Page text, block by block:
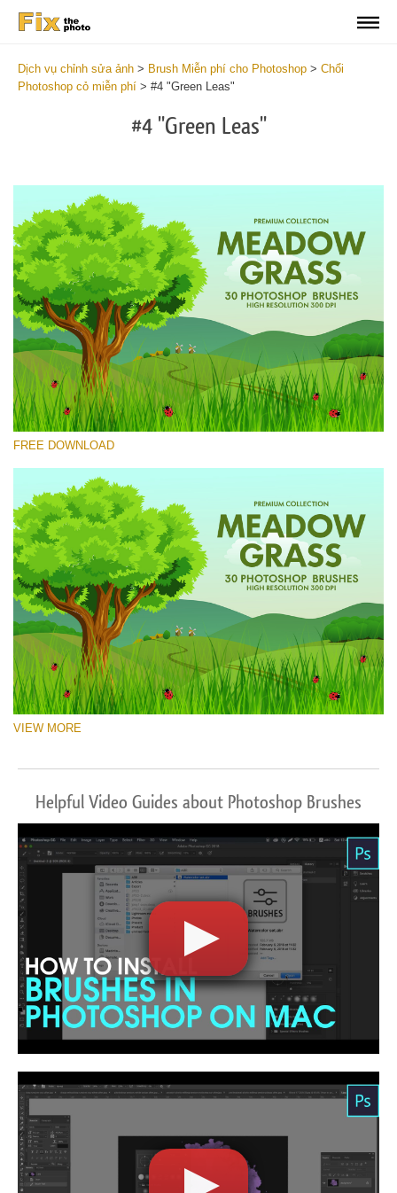
Dịch vụ chỉnh sửa ảnh > Brush Miễn phí cho Photoshop > Chổi
Photoshop cỏ miễn phí > #4 "Green Leas"
#4 "Green Leas"
Xin hãy lựa chọn
Meadow Grass
(30 Ps Brushes)
Tải xuống miễn phí
FREE DOWNLOAD
VIEW MORE
Helpful Video Guides about Photoshop Brushes